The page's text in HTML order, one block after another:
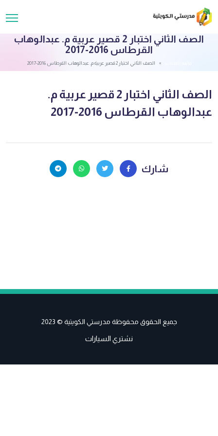
الصف الثاني اختبار 2 قصير عربية م. عبدالوهاب
القرطاس 2016-2017
الصف الثاني اختبار 2 قصير عربية م. عبدالوهاب القرطاس 2016-2017
الصف الثاني اختبار 2 قصير عربية م.
عبدالوهاب القرطاس 2016-2017
شارك
جميع الحقوق محفوظة مدرستي الكويتية © 2023
نشتري السيارات